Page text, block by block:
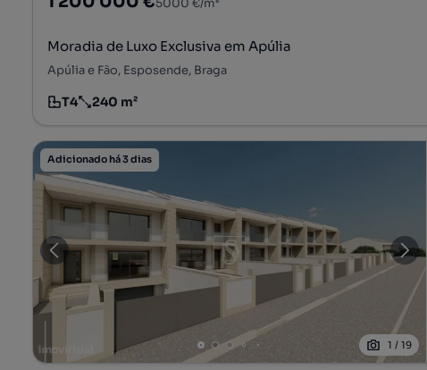
5000 €/m²
Moradia de Luxo Exclusiva em Apúlia
Apúlia e Fão, Esposende, Braga
Tipologia
T4
Preço por metro quadrado
240 m²
Adicionado há 3 dias
1 /19